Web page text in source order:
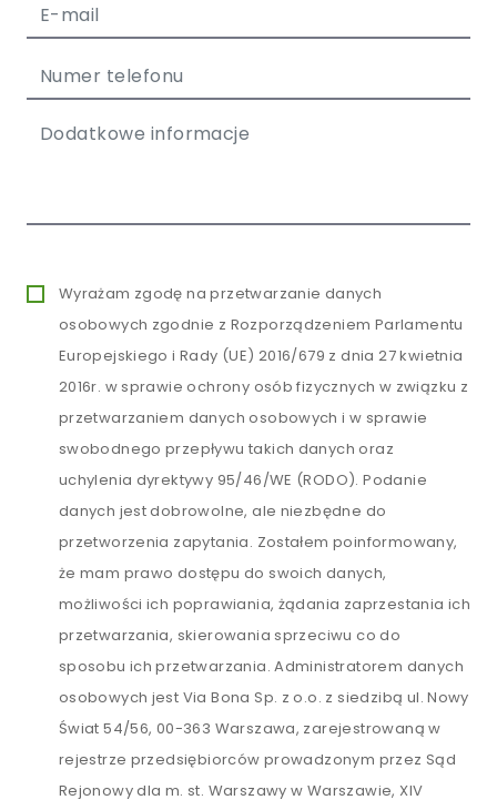
Wyrażam zgodę na przetwarzanie danych
osobowych zgodnie z Rozporządzeniem Parlamentu
Europejskiego i Rady (UE) 2016/679 z dnia 27 kwietnia
2016r. w sprawie ochrony osób fizycznych w związku z
przetwarzaniem danych osobowych i w sprawie
swobodnego przepływu takich danych oraz
uchylenia dyrektywy 95/46/WE (RODO). Podanie
danych jest dobrowolne, ale niezbędne do
przetworzenia zapytania. Zostałem poinformowany,
że mam prawo dostępu do swoich danych,
możliwości ich poprawiania, żądania zaprzestania ich
przetwarzania, skierowania sprzeciwu co do
sposobu ich przetwarzania. Administratorem danych
osobowych jest Via Bona Sp. z o.o. z siedzibą ul. Nowy
Świat 54/56, 00-363 Warszawa, zarejestrowaną w
rejestrze przedsiębiorców prowadzonym przez Sąd
Rejonowy dla m. st. Warszawy w Warszawie, XIV